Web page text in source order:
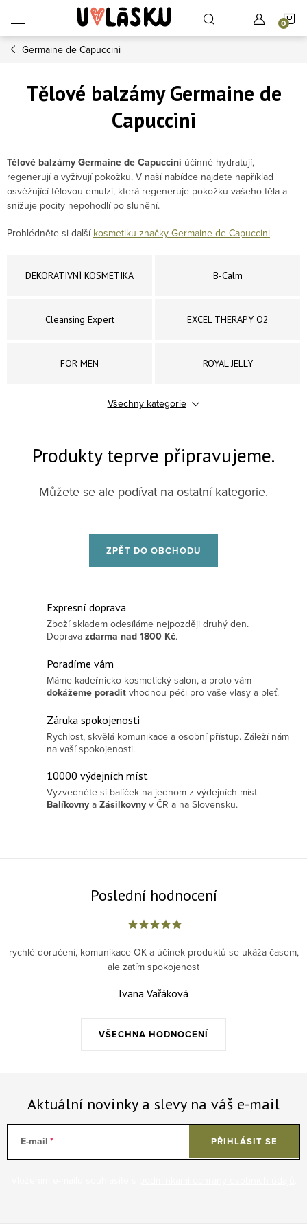
Germaine de Capuccini
Tělové balzámy Germaine de
Capuccini
Tělové balzámy Germaine de Capuccini účinně hydratují,
regenerují a vyživují pokožku. V naší nabídce najdete například
osvěžující tělovou emulzi, která regeneruje pokožku vašeho těla a
snižuje pocity nepohodlí po slunění.
Prohlédněte si další kosmetiku značky Germaine de Capuccini.
DEKORATIVNÍ KOSMETIKA B-Calm
Cleansing Expert EXCEL THERAPY O2
FOR MEN ROYAL JELLY
PERFECT FORMS
Purexpert SO DELICATE
SPA COLLECTION Timexpert
GERMAINE DE CAPUCCINI -
EXPERT LAB EXOZOMY
Všechny kategorie
Produkty teprve připravujeme.
Můžete se ale podívat na ostatní kategorie.
ZPĚT DO OBCHODU
Expresní doprava
Zboží skladem odesíláme nejpozději druhý den.
Doprava zdarma nad 1800 Kč.
Poradíme vám
Máme kadeřnicko-kosmetický salon, a proto vám
dokážeme poradit vhodnou péči pro vaše vlasy a pleť.
Záruka spokojenosti
Rychlost, skvělá komunikace a osobní přístup. Záleží nám
na vaší spokojenosti.
10000 výdejních míst
Vyzvedněte si balíček na jednom z výdejních míst
Balíkovny a Zásilkovny v ČR a na Slovensku.
Poslední hodnocení
VŠECHNA HODNOCENÍ
rychlé doručení, komunikace OK a účinek produktů se ukáža časem,
ale zatím spokojenost
Ivana Vařáková
Aktuální novinky a slevy na váš e-mail
E-mail PŘIHLÁSIT SE